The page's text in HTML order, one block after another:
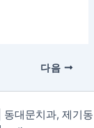
다음
대문치과, 제기동